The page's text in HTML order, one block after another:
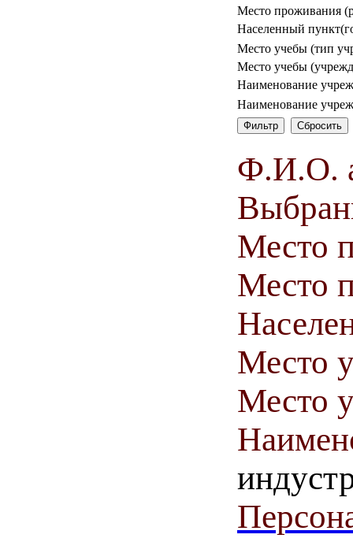
Место проживания
Населенный
Место учебы (тип
Место учебы
Наименование
Наименование
Ф.И.О.
Место
Место
Место
Место